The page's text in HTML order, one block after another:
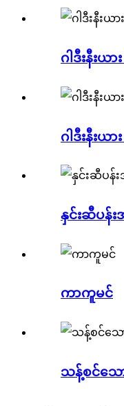
ဂါဒီးနီးယ
ဂါဒီးနီးယ
နှင်းဆီပန်း
ကာကူမင်
သန့်စင်သေ